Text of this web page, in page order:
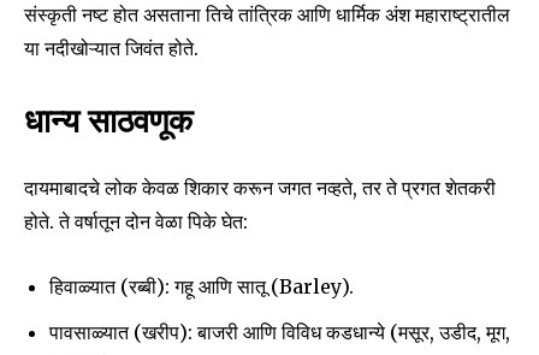
Join our community of
conversation.
To subscribe, simply enter your email address on our website
संस्कृती नष्ट होत असताना तिचे तांत्रिक आणि धार्मिक अंश महाराष्ट्रातील
या नदीखोऱ्यात जिवंत होते.
धान्य साठवणूक
दायमाबादचे लोक केवळ शिकार करून जगत नव्हते, तर ते प्रगत शेतकरी
होते. ते वर्षातून दोन वेळा पिके घेत:
हिवाळ्यात (रब्बी): गहू आणि सातू (Barley).
पावसाळ्यात (खरीप): बाजरी आणि विविध कडधान्ये (मसूर, उडीद, मूग,